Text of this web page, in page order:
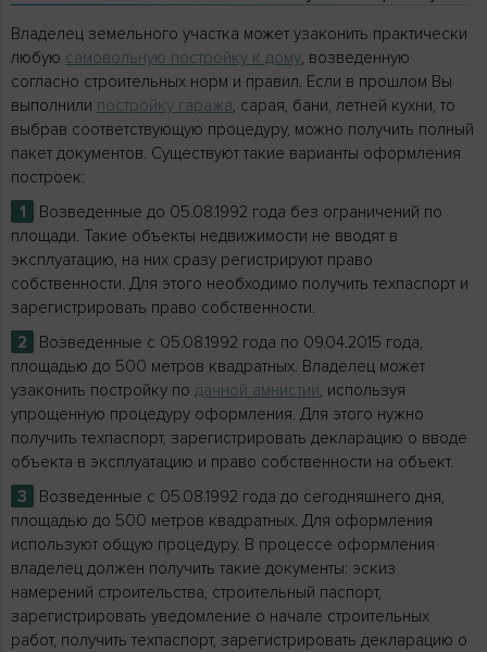
Владелец земельного участка может узаконить практически
любую самовольную постройку к дому, возведенную
согласно строительных норм и правил. Если в прошлом Вы
выполнили постройку гаража, сарая, бани, летней кухни, то
выбрав соответствующую процедуру, можно получить полный
пакет документов. Существуют такие варианты оформления
построек:
Возведенные до 05.08.1992 года без ограничений по
площади. Такие объекты недвижимости не вводят в
эксплуатацию, на них сразу регистрируют право
собственности. Для этого необходимо получить техпаспорт и
зарегистрировать право собственности.
Возведенные с 05.08.1992 года по 09.04.2015 года,
площадью до 500 метров квадратных. Владелец может
узаконить постройку по дачной амнистии, используя
упрощенную процедуру оформления. Для этого нужно
получить техпаспорт, зарегистрировать декларацию о вводе
объекта в эксплуатацию и право собственности на объект.
Возведенные с 05.08.1992 года до сегодняшнего дня,
площадью до 500 метров квадратных. Для оформления
используют общую процедуру. В процессе оформления
владелец должен получить такие документы: эскиз
намерений строительства, строительный паспорт,
зарегистрировать уведомление о начале строительных
работ, получить техпаспорт, зарегистрировать декларацию о